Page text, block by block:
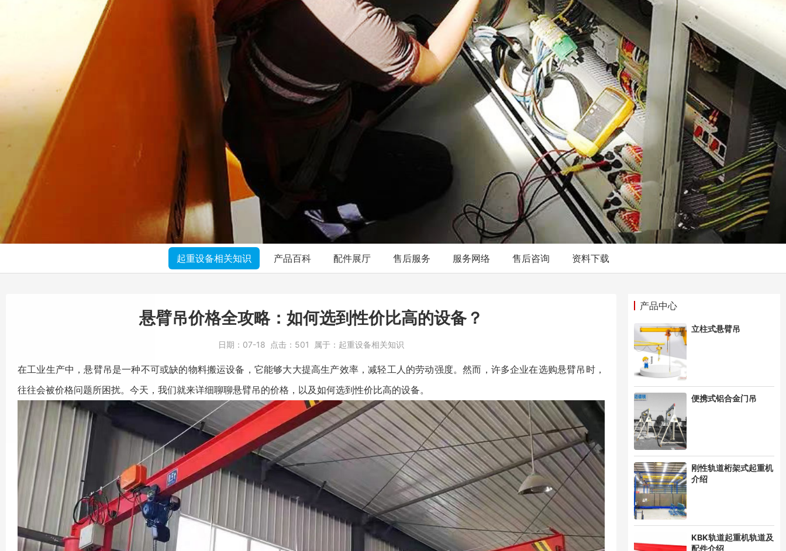
起重设备相关知识 产品百科 配件展厅 售后服务 服务网络 售后咨询 资料下载
产品中心
立柱式悬臂吊
便携式铝合金门吊
刚性轨道桁架式起重机
介绍
KBK轨道起重机轨道及
配件介绍
悬臂吊价格全攻略：如何选到性价比高的设备？
日期： 07-18 点击： 501 属于： 起重设备相关知识
在工业生产中，悬臂吊是一种不可或缺的物料搬运设备，它能够大大提高生产效率，减轻工人的劳动强度。然而，许多企业在选购悬臂吊 时，
往往会被价格问题所困扰。今天，我们就来详细聊聊悬臂吊的价格，以及如何选到性价比高的设备。